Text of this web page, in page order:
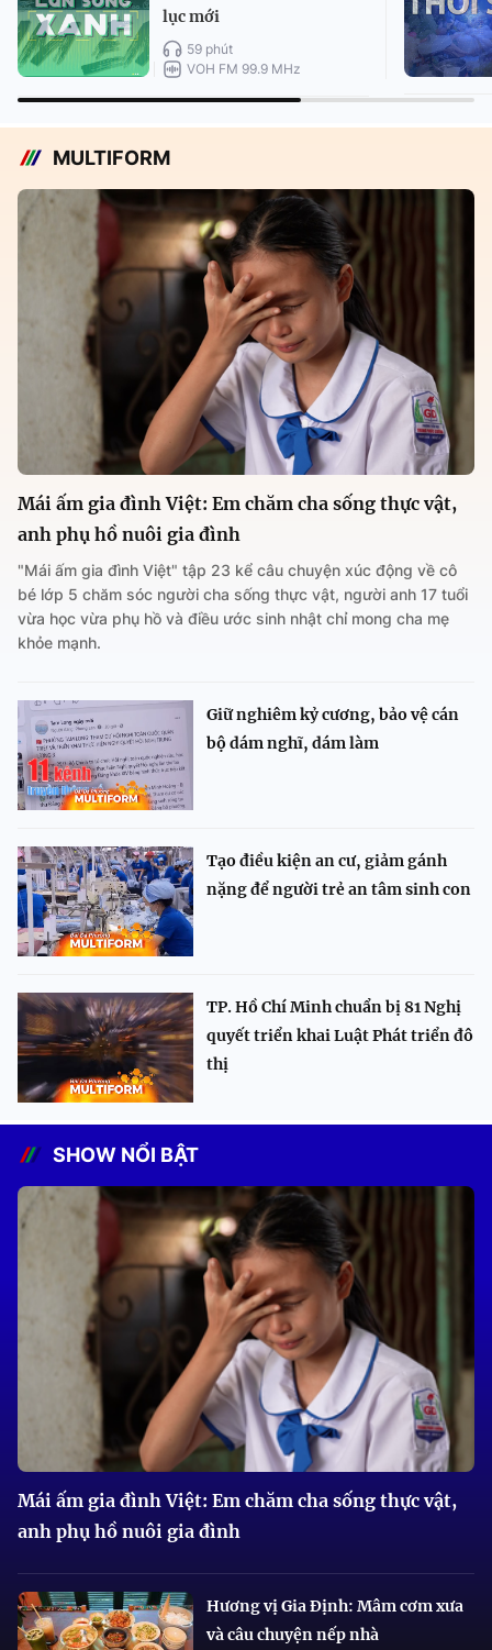
lục mới
59 phút
VOH FM 99.9 MHz
MULTIFORM
Mái ấm gia đình Việt: Em chăm cha sống thực vật,
anh phụ hồ nuôi gia đình
"Mái ấm gia đình Việt" tập 23 kể câu chuyện xúc động về cô
bé lớp 5 chăm sóc người cha sống thực vật, người anh 17 tuổi
vừa học vừa phụ hồ và điều ước sinh nhật chỉ mong cha mẹ
khỏe mạnh.
Giữ nghiêm kỷ cương, bảo vệ cán
bộ dám nghĩ, dám làm
Tạo điều kiện an cư, giảm gánh
nặng để người trẻ an tâm sinh con
TP. Hồ Chí Minh chuẩn bị 81 Nghị
quyết triển khai Luật Phát triển đô
thị
SHOW NỔI BẬT
Mái ấm gia đình Việt: Em chăm cha sống thực vật,
anh phụ hồ nuôi gia đình
Hương vị Gia Định: Mâm cơm xưa
và câu chuyện nếp nhà